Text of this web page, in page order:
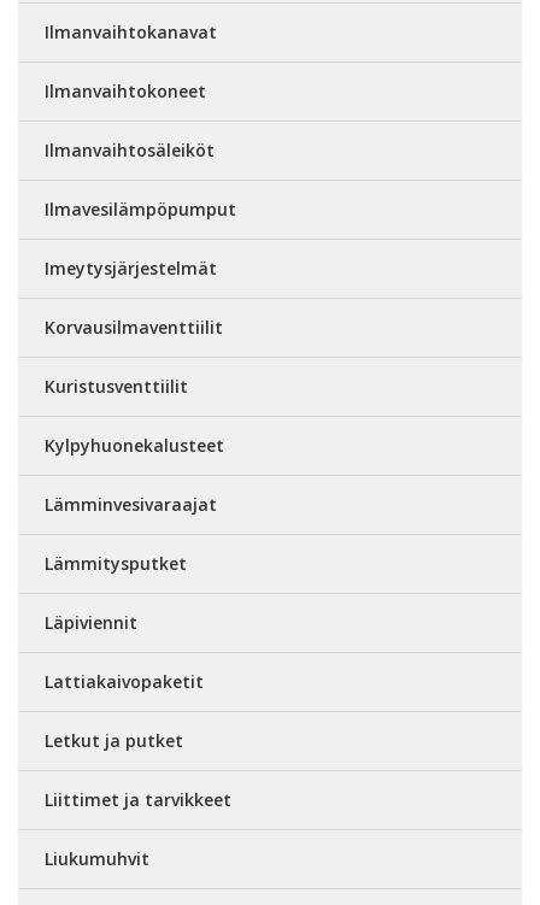
Ilmanvaihtokanavat
Ilmanvaihtokoneet
Ilmanvaihtosäleiköt
Ilmavesilämpöpumput
Imeytysjärjestelmät
Korvausilmaventtiilit
Kuristusventtiilit
Kylpyhuonekalusteet
Lämminvesivaraajat
Lämmitysputket
Läpiviennit
Lattiakaivopaketit
Letkut ja putket
Liittimet ja tarvikkeet
Liukumuhvit